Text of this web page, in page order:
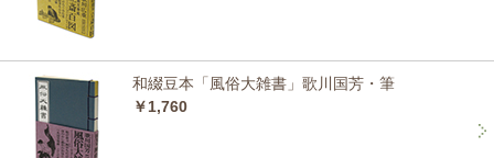
和綴豆本「風俗大雑書」歌川国芳・筆
￥1,760